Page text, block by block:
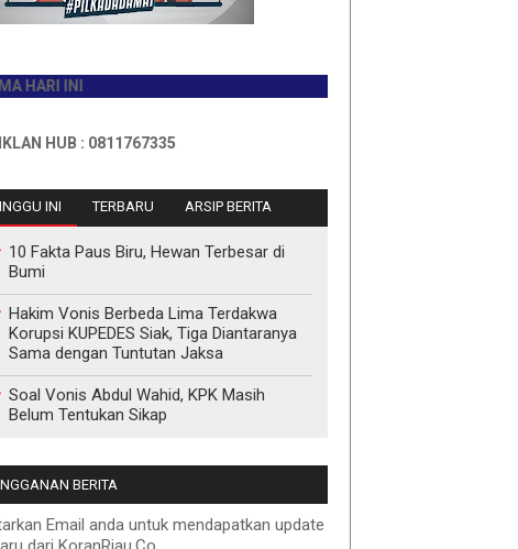
: 0811767335
INI TERBARU ARSIP BERITA
10 Fakta Paus Biru, Hewan Terbesar di
Bumi
Hakim Vonis Berbeda Lima Terdakwa
Korupsi KUPEDES Siak, Tiga Diantaranya
Sama dengan Tuntutan Jaksa
Soal Vonis Abdul Wahid, KPK Masih
Belum Tentukan Sikap
BERITA
Email anda untuk mendapatkan update